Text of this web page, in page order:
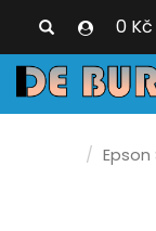
0 Kč
Epson